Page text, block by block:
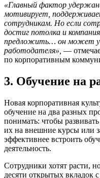
«Главный фактор
мотивирует,
сотрудникам. Но если
достиг потолка и
предложить… он может
работодателя», —
по корпоративным
3. Обучение на
Новая корпоративная
обучение на два разных
понимать: чтобы
их на внешние курсы или
эффективнее встроить
деятельность.
Сотрудники хотят расти,
десяти открытых вкладок